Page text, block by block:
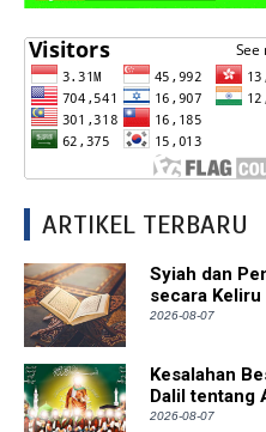
ARTIKEL TERBARU
Syiah dan
secara Keliru
2026-08-07
Kesalahan
Dalil tentang
2026-08-07